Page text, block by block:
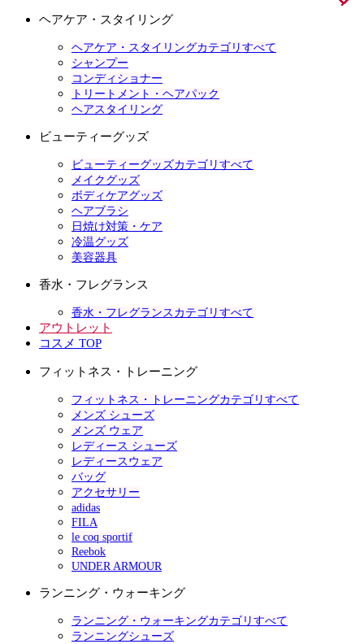
ヘアケア・スタイリング
ヘアケア・スタイリングカテゴリすべて
シャンプー
コンディショナー
トリートメント・ヘアパック
ヘアスタイリング
ビューティーグッズ
ビューティーグッズカテゴリすべて
メイクグッズ
ボディケアグッズ
ヘアブラシ
日焼け対策・ケア
冷温グッズ
美容器具
香水・フレグランス
香水・フレグランスカテゴリすべて
アウトレット
コスメ TOP
フィットネス・トレーニング
フィットネス・トレーニングカテゴリすべて
メンズ シューズ
メンズ ウェア
レディース シューズ
レディースウェア
バッグ
アクセサリー
adidas
FILA
le coq sportif
Reebok
UNDER ARMOUR
ランニング・ウォーキング
ランニング・ウォーキングカテゴリすべて
ランニングシューズ